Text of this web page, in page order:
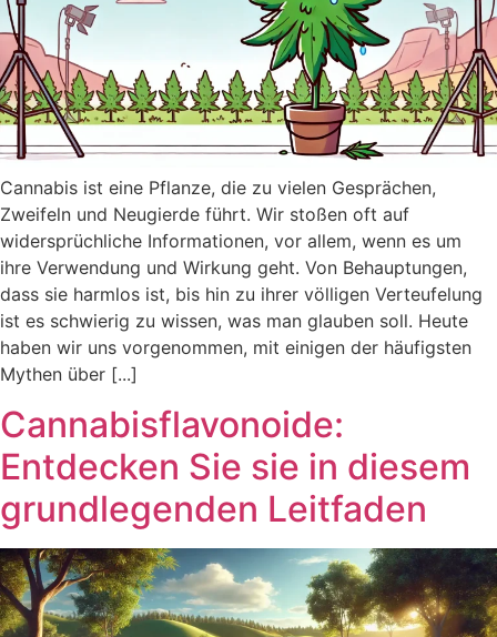
Cannabis ist eine Pflanze, die zu vielen Gesprächen,
Zweifeln und Neugierde führt. Wir stoßen oft auf
widersprüchliche Informationen, vor allem, wenn es um
ihre Verwendung und Wirkung geht. Von Behauptungen,
dass sie harmlos ist, bis hin zu ihrer völligen Verteufelung
ist es schwierig zu wissen, was man glauben soll. Heute
haben wir uns vorgenommen, mit einigen der häufigsten
Mythen über [...]
Cannabisflavonoide:
Entdecken Sie sie in diesem
grundlegenden Leitfaden